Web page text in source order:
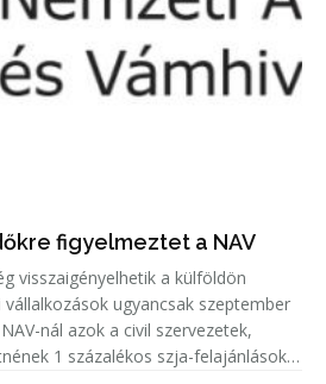
figyelmeztet a NAV
visszaigényelhetik a külföldön
ugyancsak szeptember
nál azok a civil szervezetek,
1 százalékos szja-felajánlásokat